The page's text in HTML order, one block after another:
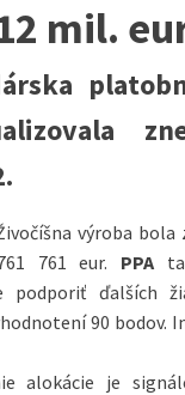
mil.
výroba bola
761 eur. PPA
podporiť ďalších
90 bodov.
je